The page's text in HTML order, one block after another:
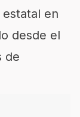
en
desde el
de